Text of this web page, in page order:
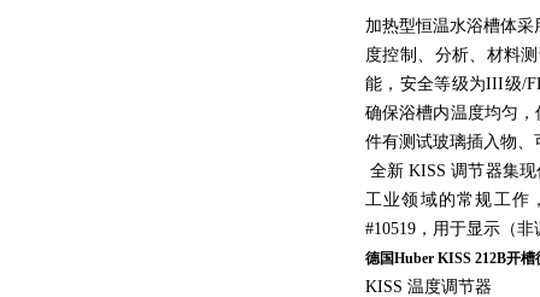
加热型恒温水浴槽体
度控制、分析、材料
能，安全等级为III级/
确保浴槽内温度均匀
件有测试玻璃插入物
全新 KISS 调节器集
工业领域的常规工作
#10519，用于显示（
德国Huber KISS 212B开槽
KISS 温度调节器